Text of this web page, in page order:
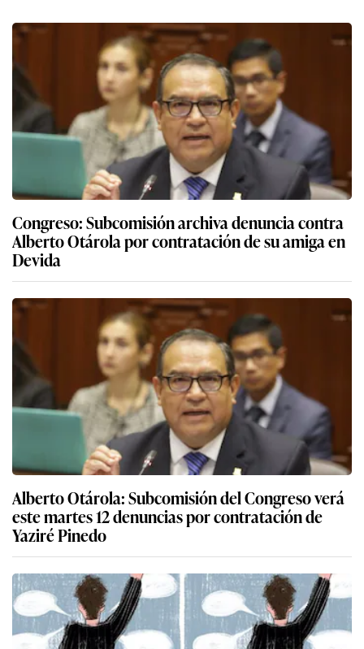
Congreso: Subcomisión archiva denuncia contra
Alberto Otárola por contratación de su amiga en
Devida
Alberto Otárola: Subcomisión del Congreso verá
este martes 12 denuncias por contratación de
Yaziré Pinedo